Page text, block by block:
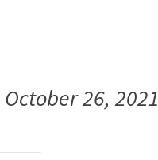
October 26, 2021